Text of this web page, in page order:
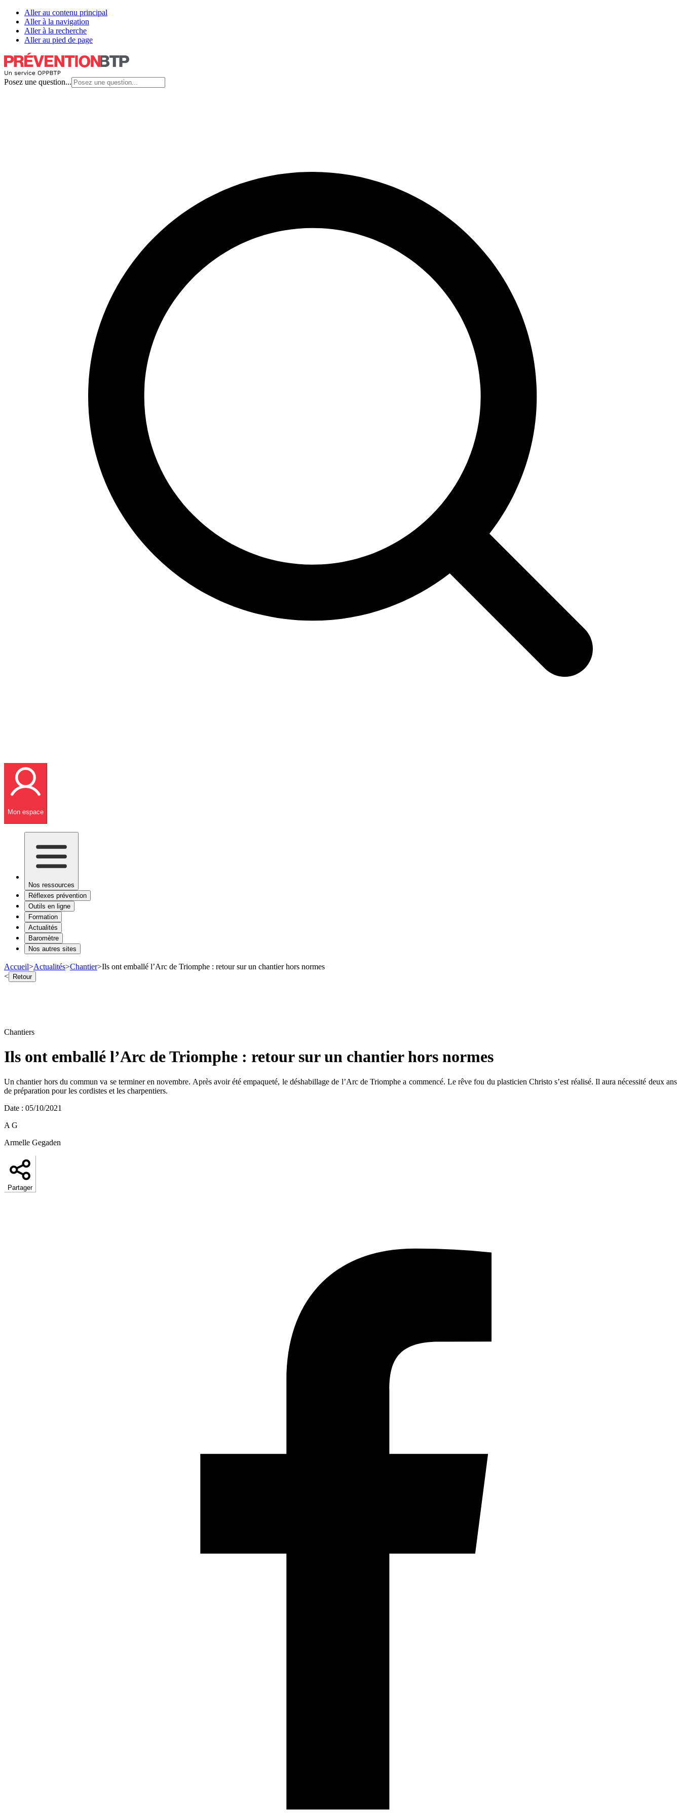
Aller au contenu principal
Aller à la navigation
Aller à la recherche
Aller au pied de page
Posez une question...
Mon espace
Nos ressources
Réflexes prévention
Outils en ligne
Formation
Actualités
Baromètre
Nos autres sites
Accueil>Actualités>Chantier>Ils ont emballé l’Arc de Triomphe : retour sur un chantier hors normes
< Retour
Chantiers
Ils ont emballé l’Arc de Triomphe : retour sur un chantier hors normes
Un chantier hors du commun va se terminer en novembre. Après avoir été empaqueté, le déshabillage de l’Arc de Triomphe a commencé. Le rêve fou du plasticien Christo s’est réalisé. Il aura nécessité deux ans
de préparation pour les cordistes et les charpentiers.
Date : 05/10/2021
A G
Armelle Gegaden
Partager